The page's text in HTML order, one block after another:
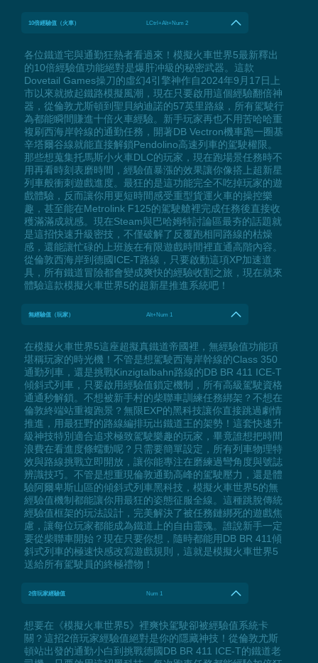
10倍經驗值（火車） LCtrl+Alt+Num 2
各位鐵道宅與通勤狂熱者看過來！模擬火車世界5最新釋出
的10倍經驗值功能絕對是爆肝冲級的秘密武器。這款
Dovetail Games操刀的虛幻4引擎神作自2024年9月17日上
市以來就掀起鐵路模擬風潮，現在只要啟用這個經驗翻倍神
器，從倫敦尤斯頓到聖貝納迪諾的57英里路線，所有駕駛行
為都能瞬間賺進十倍火車經驗。新手玩家再也不用苦哈哈重
複刷西海岸幹線的通勤任務，開著DB Vectron機車跑一圈基
辛塔爾谷線就能直接解鎖Pendolino高速列車的駕駛權限。
那些想蒐集托馬斯小火車DLC的玩家，現在跑場景任務時不
用再看時刻表磨時間，經驗值暴漲的效果讓你像搭上超新星
列車般衝刺遊戲進度。最狂的是這功能完全不吃掉玩家的遊
戲體驗，反而讓你用更短時間感受重型貨運火車的操控樂
趣，甚至能在Metrolink F125的駕駛艙裡完成任務後直接收
穫滿滿成就感。現在Steam與巴哈姆特討論區最夯的話題就
是這招快速升級密技，不僅破解了反覆跑相同路線的枯燥
感，還能讓忙碌的上班族在有限遊戲時間裡直通高階內容。
從倫敦西海岸到德國ICE-T路線，只要啟動這項XP加速道
具，所有鐵道冒險都會變成爽快的經驗收割之旅，現在就來
體驗這款模擬火車世界5的超新星推進系統吧！
無經驗值（玩家） Alt+Num 1
在模擬火車世界5這座超擬真鐵道帝國裡，無經驗值功能項
堪稱玩家的時光機！不管是想駕駛西海岸幹線的Class 350
通勤列車，還是挑戰Kinzigtalbahn路線的DB BR 411 ICE-T
傾斜式列車，只要啟用經驗值鎖定機制，所有高級駕駛資格
通通秒解鎖。不想被新手村的柴聯車訓練任務綁架？不想在
倫敦終端站重複跑景？無限EXP的黑科技讓你直接跳過劇情
推進，用最狂野的路線編排玩出鐵道王的架勢！這套快速升
級神技特別適合追求極致駕駛樂趣的玩家，畢竟誰想把時間
浪費在看進度條蠕動呢？只需要簡單設定，所有列車物理特
效與路線挑戰立即開放，讓你能專注在磨練過彎角度與號誌
辨識技巧。不管是想重現倫敦通勤高峰的駕駛壓力，還是體
驗阿爾卑斯山區的傾斜式列車黑科技，模擬火車世界5的無
經驗值機制都能讓你用最狂的姿態征服全線。這種跳脫傳統
經驗值框架的玩法設計，完美解決了被任務鏈綁死的遊戲焦
慮，讓每位玩家都能成為鐵道上的自由靈魂。誰說新手一定
要從柴聯車開始？現在只要你想，隨時都能用DB BR 411傾
斜式列車的極速快感改寫遊戲規則，這就是模擬火車世界5
送給所有駕駛員的終極禮物！
2倍玩家經驗值 Num 1
想要在《模擬火車世界5》裡爽快駕駛卻被經驗值系統卡
關？這招2倍玩家經驗值絕對是你的隱藏神技！從倫敦尤斯
頓站出發的通勤小白到挑戰德國DB BR 411 ICE-T的鐵道老